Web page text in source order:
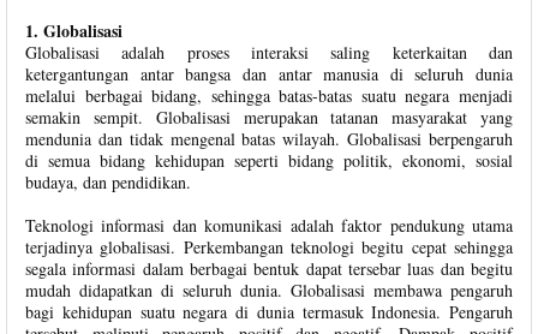
1. Globalisasi
Globalisasi adalah proses interaksi saling keterkaitan dan
ketergantungan antar bangsa dan antar manusia di seluruh dunia
melalui berbagai bidang, sehingga batas-batas suatu negara menjadi
semakin sempit. Globalisasi merupakan tatanan masyarakat yang
mendunia dan tidak mengenal batas wilayah. Globalisasi berpengaruh
di semua bidang kehidupan seperti bidang politik, ekonomi, sosial
budaya, dan pendidikan.
Teknologi informasi dan komunikasi adalah faktor pendukung utama
terjadinya globalisasi. Perkembangan teknologi begitu cepat sehingga
segala informasi dalam berbagai bentuk dapat tersebar luas dan begitu
mudah didapatkan di seluruh dunia. Globalisasi membawa pengaruh
bagi kehidupan suatu negara di dunia termasuk Indonesia. Pengaruh